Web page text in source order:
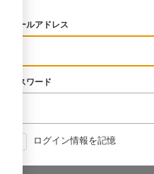
メールアドレス
パスワード
ログイン情報を記憶